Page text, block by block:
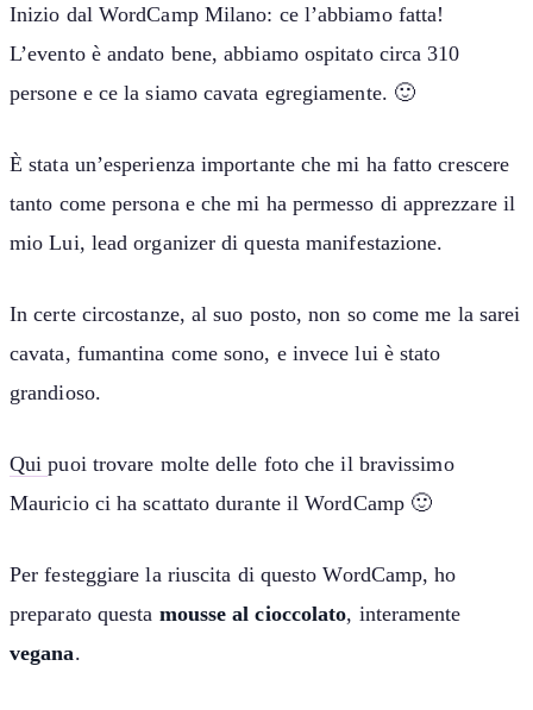
Inizio dal WordCamp Milano: ce l’abbiamo fatta!
L’evento è andato bene, abbiamo ospitato circa 310
persone e ce la siamo cavata egregiamente. 🙂
È stata un’esperienza importante che mi ha fatto crescere
tanto come persona e che mi ha permesso di apprezzare il
mio Lui, lead organizer di questa manifestazione.
In certe circostanze, al suo posto, non so come me la sarei
cavata, fumantina come sono, e invece lui è stato
grandioso.
Quipuoi trovare molte delle foto che il bravissimo
Mauricio ci ha scattato durante il WordCamp 🙂
Per festeggiare la riuscita di questo WordCamp, ho
preparato questa mousse al cioccolato, interamente
vegana.